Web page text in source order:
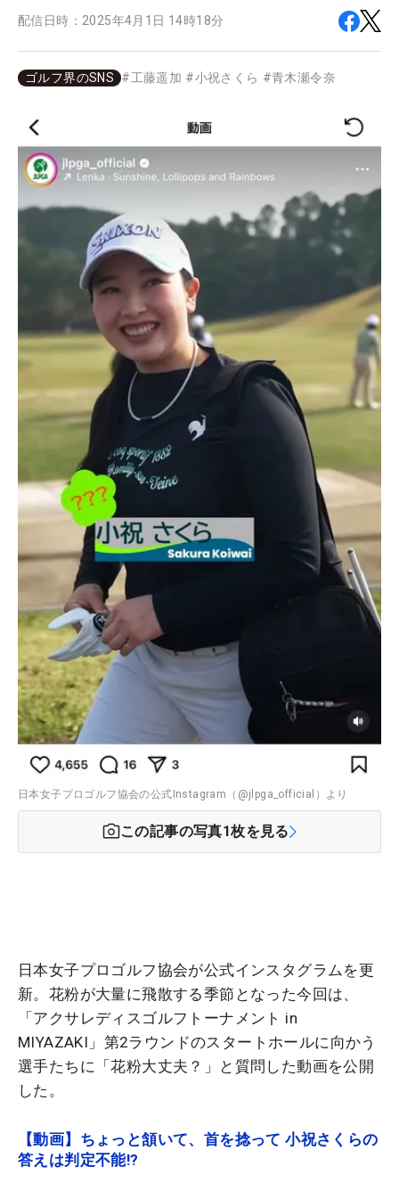
配信日時： 2025年4月1日 14時18分
ゴルフ界のSNS #工藤遥加 #小祝さくら #青木瀬令奈
日本女子プロゴルフ協会の公式Instagram（@jlpga_official）より
この記事の写真1枚を見る
日本女子プロゴルフ協会が公式インスタグラムを更
新。花粉が大量に飛散する季節となった今回は、
「アクサレディスゴルフトーナメント in
MIYAZAKI」第2ラウンドのスタートホールに向かう
選手たちに「花粉大丈夫？」と質問した動画を公開
した。
【動画】ちょっと頷いて、首を捻って 小祝さくらの
答えは判定不能!?